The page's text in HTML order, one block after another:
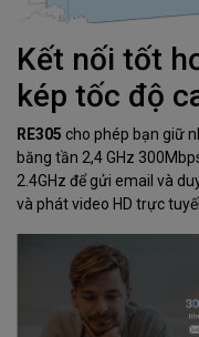
Kết nối tốt
kép tốc độ
RE305 cho phép bạn giữ
băng tần 2,4 GHz
2.4GHz để gửi email và
và phát video HD trực